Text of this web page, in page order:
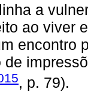
a
ao viver
encontro
, p. 79).